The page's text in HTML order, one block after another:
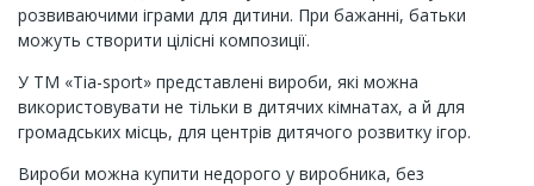
розвиваючими іграми для дитини. При бажанні, батьки
можуть створити цілісні композиції.
У ТМ «Tia-sport» представлені вироби, які можна
використовувати не тільки в дитячих кімнатах, а й для
громадських місць, для центрів дитячого розвитку ігор.
Вироби можна купити недорого у виробника, без